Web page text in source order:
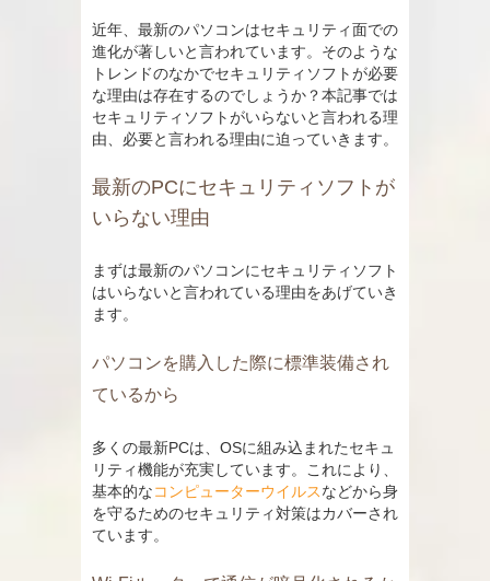
近年、最新のパソコンはセキュリティ面での
進化が著しいと言われています。そのような
トレンドのなかでセキュリティソフトが必要
な理由は存在するのでしょうか？本記事では
セキュリティソフトがいらないと言われる理
由、必要と言われる理由に迫っていきます。
最新のPCにセキュリティソフトが
いらない理由
まずは最新のパソコンにセキュリティソフト
はいらないと言われている理由をあげていき
ます。
パソコンを購入した際に標準装備され
ているから
多くの最新PCは、OSに組み込まれたセキュ
リティ機能が充実しています。これにより、
基本的なコンピューターウイルスなどから身
を守るためのセキュリティ対策はカバーされ
ています。